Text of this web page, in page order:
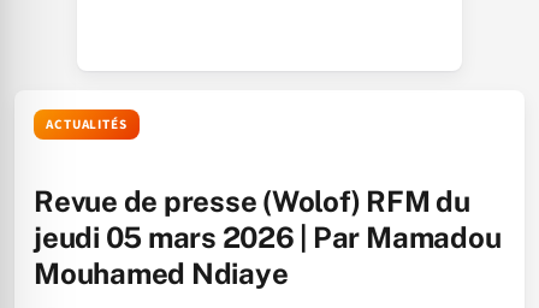
ACTUALITÉS
Revue de presse (Wolof) RFM du
jeudi 05 mars 2026 | Par Mamadou
Mouhamed Ndiaye